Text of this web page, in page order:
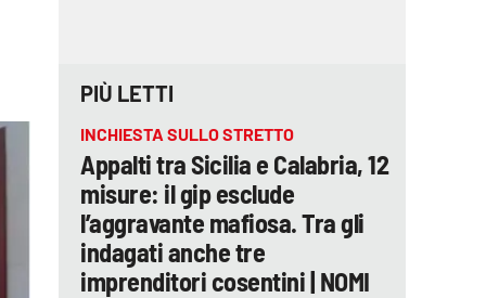
PIÙ LETTI
INCHIESTA SULLO STRETTO
Appalti tra Sicilia e Calabria, 12
misure: il gip esclude
l’aggravante mafiosa. Tra gli
indagati anche tre
imprenditori cosentini | NOMI